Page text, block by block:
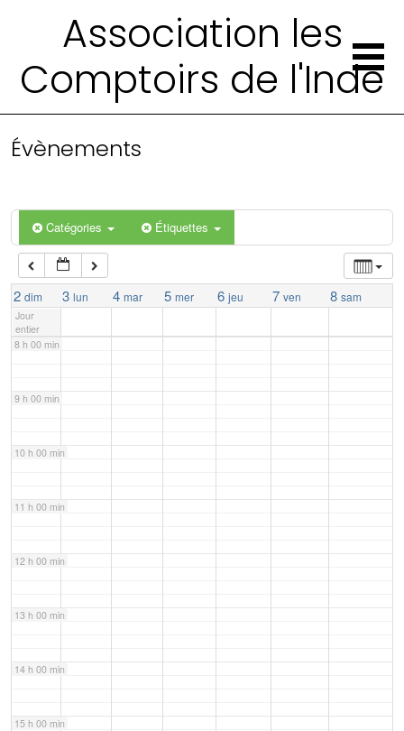
Association les
Comptoirs de l'Inde
Évènements
Catégories Étiquettes
2 dim 3 lun 4 mar 5 mer 6 jeu 7 ven 8 sam
Jour
entier
3 h 00 min
6 h 00 min
7 h 00 min
8 h 00 min
9 h 00 min
10 h 00 min
11 h 00 min
12 h 00 min
13 h 00 min
14 h 00 min
15 h 00 min